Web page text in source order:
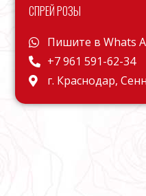
СПРЕЙ РОЗЫ
Пишите в Whats
+7 961 591-62-34
г. Краснодар,